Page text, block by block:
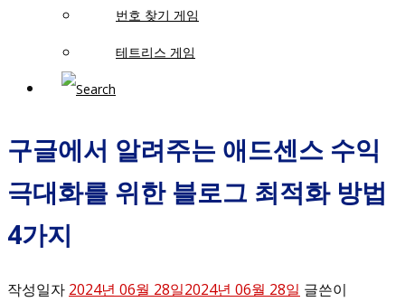
번호 찾기 게임
테트리스 게임
구글에서 알려주는 애드센스 수익
극대화를 위한 블로그 최적화 방법
4가지
작성일자 2024년 06월 28일2024년 06월 28일 글쓴이